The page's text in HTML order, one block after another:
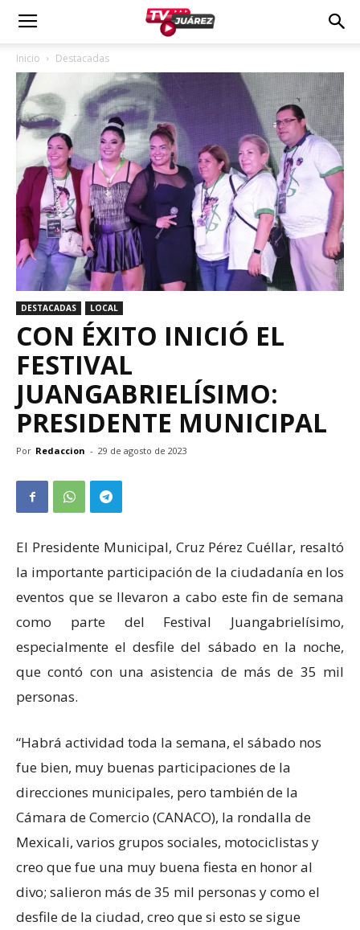
Inicio Destacadas
DESTACADAS LOCAL
CON ÉXITO INICIÓ EL
FESTIVAL
JUANGABRIELÍSIMO:
PRESIDENTE MUNICIPAL
Por Redaccion - 29 de agosto de 2023
El Presidente Municipal, Cruz Pérez Cuéllar, resaltó
la importante participación de la ciudadanía en los
eventos que se llevaron a cabo este fin de semana
como parte del Festival Juangabrielísimo,
especialmente el desfile del sábado en la noche,
que contó con una asistencia de más de 35 mil
personas.
“Habrá actividad toda la semana, el sábado nos
fue bien, muy buenas participaciones de la
direcciones municipales, pero también de la
Cámara de Comercio (CANACO), la rondalla de
Mexicali, varios grupos sociales, motociclistas y
creo que fue una muy buena fiesta en honor al
divo; salieron más de 35 mil personas y como el
desfile de la ciudad, creo que si esto se sigue